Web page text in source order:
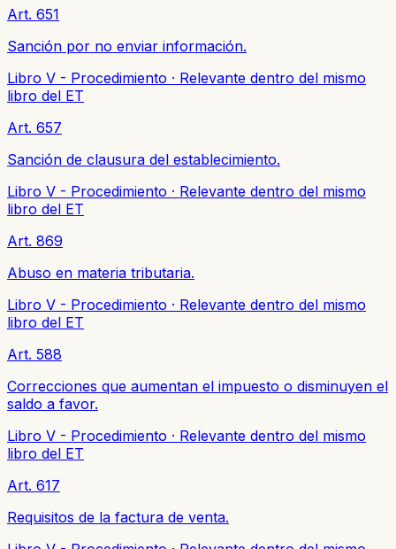
Art. 651
Sanción por no enviar información.
Libro V - Procedimiento · Relevante dentro del mismo
libro del ET
Art. 657
Sanción de clausura del establecimiento.
Libro V - Procedimiento · Relevante dentro del mismo
libro del ET
Art. 869
Abuso en materia tributaria.
Libro V - Procedimiento · Relevante dentro del mismo
libro del ET
Art. 588
Correcciones que aumentan el impuesto o disminuyen el
saldo a favor.
Libro V - Procedimiento · Relevante dentro del mismo
libro del ET
Art. 617
Requisitos de la factura de venta.